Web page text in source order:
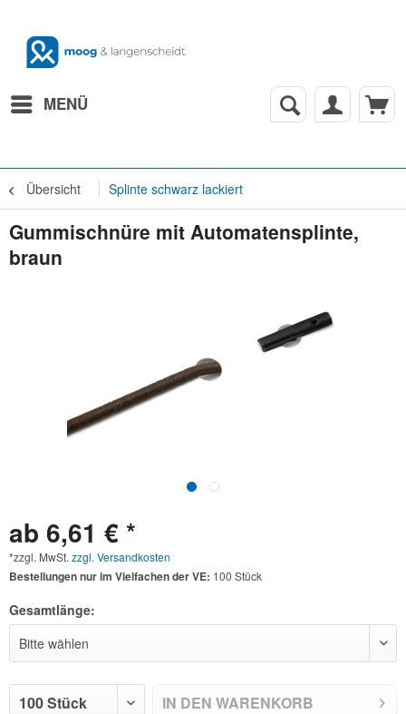
MENÜ
Übersicht Splinte schwarz lackiert
Gummischnüre mit Automatensplinte,
braun
ab 6,61 € *
*zzgl. MwSt. zzgl. Versandkosten
Bestellungen nur im Vielfachen der VE: 100 Stück
Gesamtlänge:
IN DEN WARENKORB